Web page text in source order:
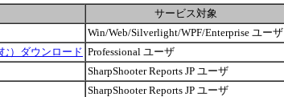
サービス対象
Win/Web/Silverlight/WPF/Enterprise ユーザ
）ダウンロード Professional ユーザ
SharpShooter Reports JP ユーザ
SharpShooter Reports JP ユーザ